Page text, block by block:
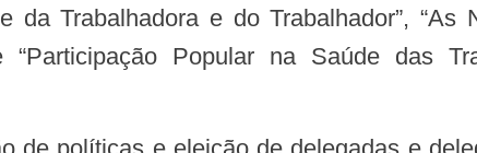
Popular na Saúde das